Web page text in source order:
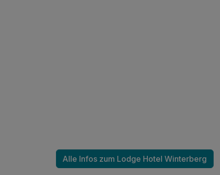
Alle Infos zum Lodge Hotel Winterberg